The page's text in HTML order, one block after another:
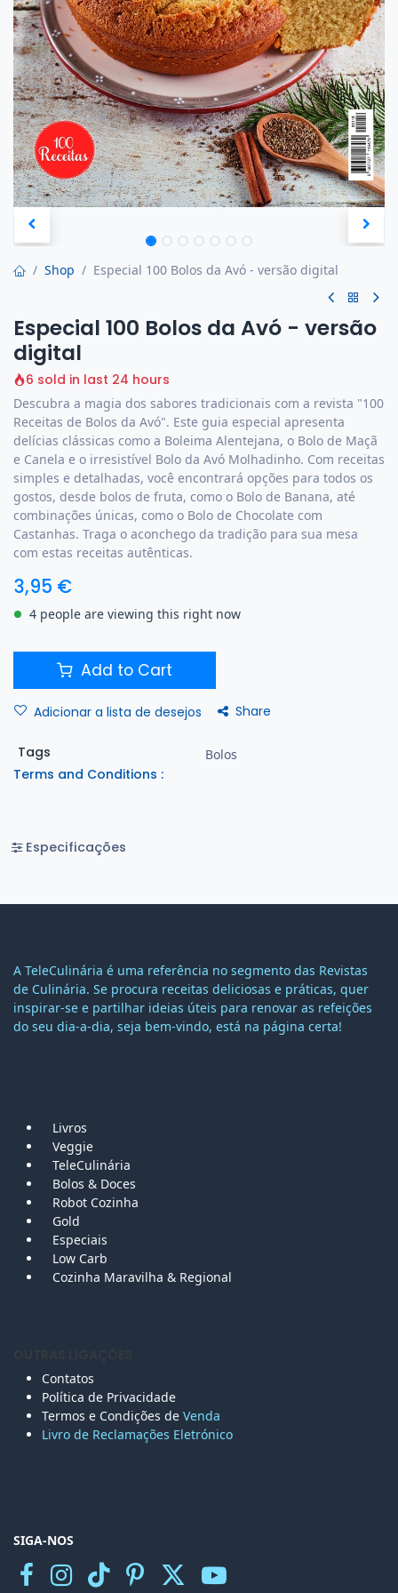
Shop Especial 100 Bolos da Avó - versão digital
Especial 100 Bolos da Avó - versão
digital
6 sold in last 24 hours
Descubra a magia dos sabores tradicionais com a revista "100
Receitas de Bolos da Avó". Este guia especial apresenta
delícias clássicas como a Boleima Alentejana, o Bolo de Maçã
e Canela e o irresistível Bolo da Avó Molhadinho. Com receitas
simples e detalhadas, você encontrará opções para todos os
gostos, desde bolos de fruta, como o Bolo de Banana, até
combinações únicas, como o Bolo de Chocolate com
Castanhas. Traga o aconchego da tradição para sua mesa
com estas receitas autênticas.
3,95 €
4 people are viewing this right now
Add to Cart
Adicionar a lista de desejos Share
Tags Bolos
Terms and Conditions :
Especificações
A TeleCulinária é uma referência no segmento das Revistas
de Culinária. Se procura receitas deliciosas e práticas, quer
inspirar-se e partilhar ideias úteis para renovar as refeições
do seu dia-a-dia, seja bem-vindo, está na página certa!
Livros
Veggie
TeleCulinária
Bolos & Doces
Robot Cozinha
Gold
Especiais
Low Carb
Cozinha Maravilha & Regional
Contatos
Política de Privacidade
Termos e Condições de Venda
Livro de Reclamações Eletrónico
SIGA-NOS